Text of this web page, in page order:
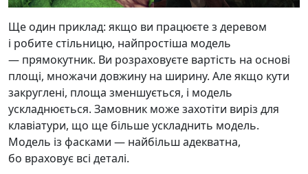
Ще один приклад: якщо ви працюєте з деревом
і робите стільницю, найпростіша модель
— прямокутник. Ви розраховуєте вартість на основі
площі, множачи довжину на ширину. Але якщо кути
закруглені, площа зменшується, і модель
ускладнюється. Замовник може захотіти виріз для
клавіатури, що ще більше ускладнить модель.
Модель із фасками — найбільш адекватна,
бо враховує всі деталі.